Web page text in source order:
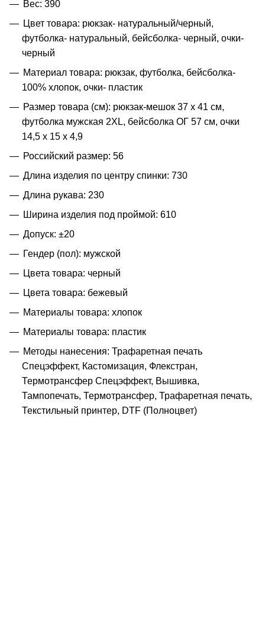
Вес: 390
Цвет товара: рюкзак- натуральный/черный,
футболка- натуральный, бейсболка- черный, очки-
черный
Материал товара: рюкзак, футболка, бейсболка-
100% хлопок, очки- пластик
Размер товара (см): рюкзак-мешок 37 х 41 см,
футболка мужская 2XL, бейсболка ОГ 57 см, очки
14,5 х 15 х 4,9
Российский размер: 56
Длина изделия по центру спинки: 730
Длина рукава: 230
Ширина изделия под проймой: 610
Допуск: ±20
Гендер (пол): мужской
Цвета товара: черный
Цвета товара: бежевый
Материалы товара: хлопок
Материалы товара: пластик
Методы нанесения: Трафаретная печать
Спецэффект, Кастомизация, Флекстран,
Термотрансфер Спецэффект, Вышивка,
Тампопечать, Термотрансфер, Трафаретная печать,
Текстильный принтер, DTF (Полноцвет)